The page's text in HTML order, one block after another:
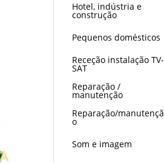
Hotel, indústria e
construção
Pequenos domésticos
Receção instalação TV-
SAT
Reparação /
manutenção
Reparação/manutençã
o
Som e imagem